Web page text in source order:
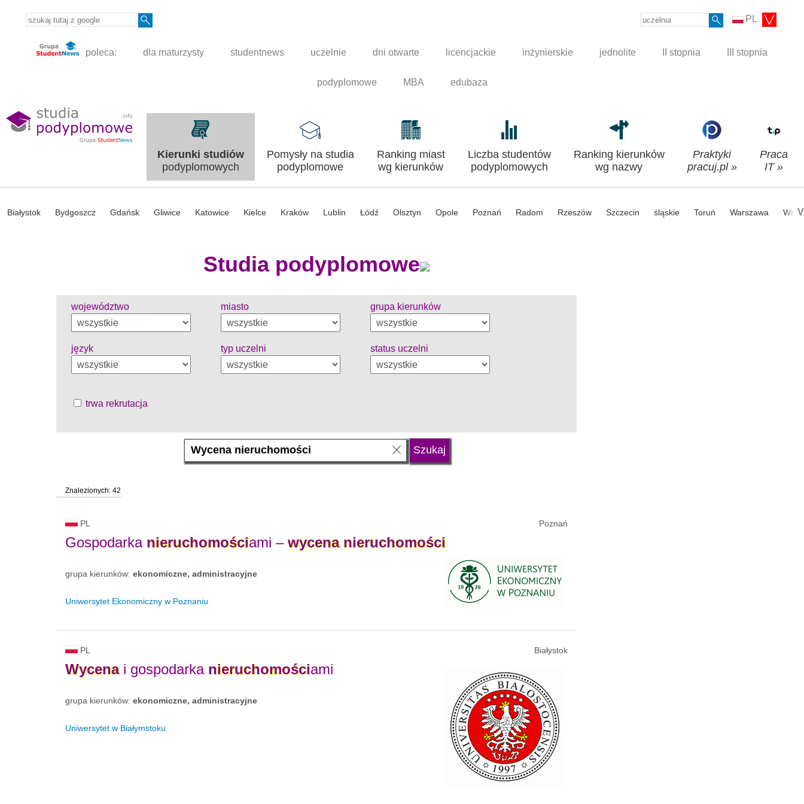
PL
poleca: dla maturzysty studentnews uczelnie dni otwarte licencjackie inżynierskie jednolite II stopnia III stopnia
podyplomowe MBA edubaza
Kierunki studiów
podyplomowych
Pomysły na studia
podyplomowe
Ranking miast
wg kierunków
Liczba studentów
podyplomowych
Ranking kierunków
wg nazwy
Praktyki
pracuj.pl »
Praca
IT »
Białystok Bydgoszcz Gdańsk Gliwice Katowice Kielce Kraków Lublin Łódź Olsztyn Opole Poznań Radom Rzeszów Szczecin śląskie Toruń Warszawa V
Studia podyplomowe
województwo miasto grupa kierunków
język typ uczelni status uczelni
trwa rekrutacja
Znalezionych: 42
PL Poznań
Gospodarka nieruchomościami – wycena nieruchomości
grupa kierunków: ekonomiczne, administracyjne
Uniwersytet Ekonomiczny w Poznaniu
PL Białystok
Wycenai gospodarka nieruchomościami
grupa kierunków: ekonomiczne, administracyjne
Uniwersytet w Białymstoku